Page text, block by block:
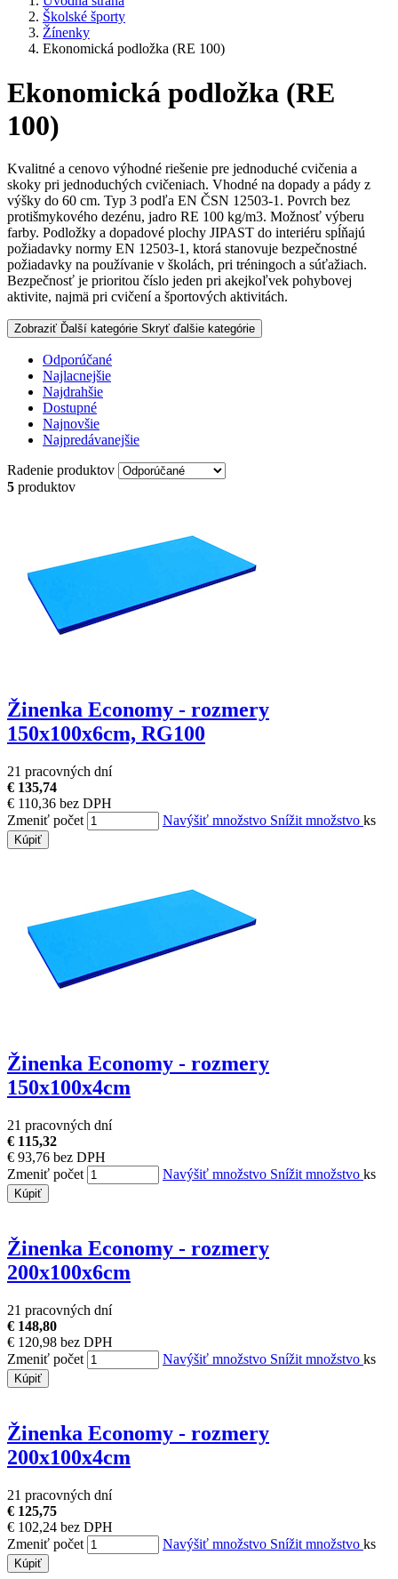
Školské športy
Žínenky
Ekonomická podložka (RE 100)
Ekonomická podložka (RE
100)
Kvalitné a cenovo výhodné riešenie pre jednoduché cvičenia a
skoky pri jednoduchých cvičeniach. Vhodné na dopady a pády z
výšky do 60 cm. Typ 3 podľa EN ČSN 12503-1. Povrch bez
protišmykového dezénu, jadro RE 100 kg/m3. Možnosť výberu
farby. Podložky a dopadové plochy JIPAST do interiéru spĺňajú
požiadavky normy EN 12503-1, ktorá stanovuje bezpečnostné
požiadavky na používanie v školách, pri tréningoch a súťažiach.
Bezpečnosť je prioritou číslo jeden pri akejkoľvek pohybovej
aktivite, najmä pri cvičení a športových aktivitách.
Zobraziť Ďalší kategórie Skryť ďalšie kategórie
Odporúčané
Najlacnejšie
Najdrahšie
Dostupné
Najnovšie
Najpredávanejšie
Radenie produktov
5 produktov
Žinenka Economy - rozmery
150x100x6cm, RG100
21 pracovných dní
€ 135,74
€ 110,36 bez DPH
Zmeniť počet
Navýšiť množstvo Snížit množstvo ks
Kúpiť
Žinenka Economy - rozmery
150x100x4cm
21 pracovných dní
€ 115,32
€ 93,76 bez DPH
Zmeniť počet
Navýšiť množstvo Snížit množstvo ks
Kúpiť
Žinenka Economy - rozmery
200x100x6cm
21 pracovných dní
€ 148,80
€ 120,98 bez DPH
Zmeniť počet
Navýšiť množstvo Snížit množstvo ks
Kúpiť
Žinenka Economy - rozmery
200x100x4cm
21 pracovných dní
€ 125,75
€ 102,24 bez DPH
Zmeniť počet
Navýšiť množstvo Snížit množstvo ks
Kúpiť